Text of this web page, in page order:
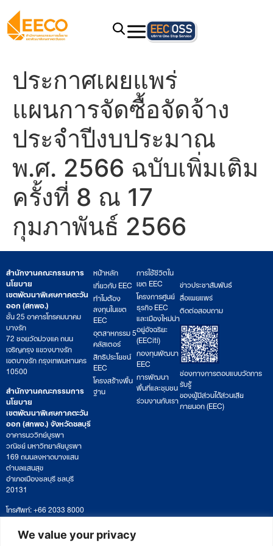
We value your privacy
ประกาศเผยแพร่
แผนการจัดซื้อจัดจ้าง
ประจำปีงบประมาณ
พ.ศ. 2566 ฉบับเพิ่มเติม
ครั้งที่ 8 ณ 17
กุมภาพันธ์ 2566
สำนักงานคณะกรรมการ
นโยบาย
เขตพัฒนาพิเศษภาคตะวัน
ออก (สกพอ.)
ชั้น 25 อาคารโทรคมนาคม
บางรัก
72 ซอยวัดม่วงแค ถนน
เจริญกรุง แขวงบางรัก
เขตบางรัก กรุงเทพมหานคร
10500
สำนักงานคณะกรรมการ
นโยบาย
เขตพัฒนาพิเศษภาคตะวัน
ออก (สกพอ.) จังหวัดชลบุรี
อาคารนววิทย์บูรพา
วณิชย์ มหาวิทยาลัยบูรพา
169 ถนนลงหาดบางแสน
ตำบลแสนสุข
อำเภอเมืองชลบุรี ชลบุรี
20131
โทรศัพท์: +66 2033 8000
เวลาทำการ: จันทร์ – ศุกร์
09:00 – 17:00 น.
ติดตามหนังสือหรือยื่นเอกสาร
หน้าหลัก
เกี่ยวกับ EEC
ทำไมต้อง
ลงทุนในเขต
EEC
อุตสาหกรรม 5
คลัสเตอร์
สิทธิประโยชน์
EEC
โครงสร้างพื้น
ฐาน
การใช้ชีวิตใน
เขต EEC
โครงการศูนย์
ธุรกิจ EEC
และเมืองใหม่น่า
อยู่อัจฉริยะ
(EECiti)
กองทุนพัฒนา
EEC
การพัฒนา
พื้นที่และชุมชน
ร่วมงานกับเรา
ข่าวประชาสัมพันธ์
สื่อเผยแพร่
ติดต่อสอบถาม
ช่องทางการตอบแบบวัดการ
รับรู้
ของผู้มีส่วนได้ส่วนเสีย
ภายนอก (EEC)